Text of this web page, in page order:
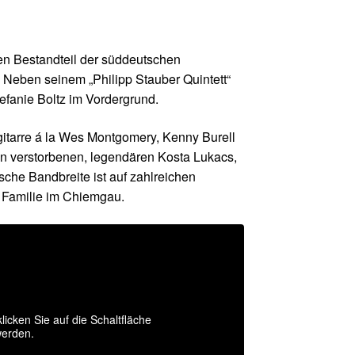
Bestandteil der süddeutschen
seinem „Philipp Stauber Quintett“
Boltz im Vordergrund.
á la Wes Montgomery, Kenny Burell
verstorbenen, legendären Kosta Lukacs,
Bandbreite ist auf zahlreichen
im Chiemgau.
Sie auf die Schaltfläche